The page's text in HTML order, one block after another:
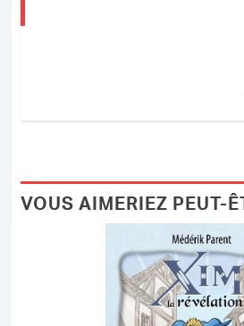
VOUS AIMERIEZ PEUT-